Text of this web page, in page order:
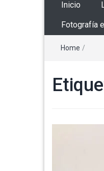
Inicio
Fotografía
Home /